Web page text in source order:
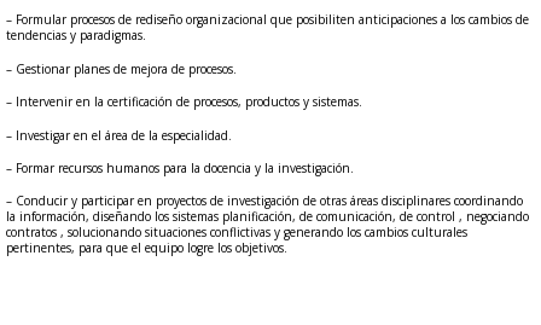
– Formular procesos de rediseño organizacional que posibiliten anticipaciones a los cambios de
tendencias y paradigmas.
– Gestionar planes de mejora de procesos.
– Intervenir en la certificación de procesos, productos y sistemas.
– Investigar en el área de la especialidad.
– Formar recursos humanos para la docencia y la investigación.
– Conducir y participar en proyectos de investigación de otras áreas disciplinares coordinando
la información, diseñando los sistemas planificación, de comunicación, de control , negociando
contratos , solucionando situaciones conflictivas y generando los cambios culturales
pertinentes, para que el equipo logre los objetivos.